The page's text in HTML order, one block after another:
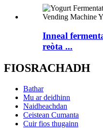
Inneal
reòta ...
FIOSRACHADH
Bathar
Mu ar deidhinn
Naidheachdan
Ceistean Cumanta
Cuir fios thugainn